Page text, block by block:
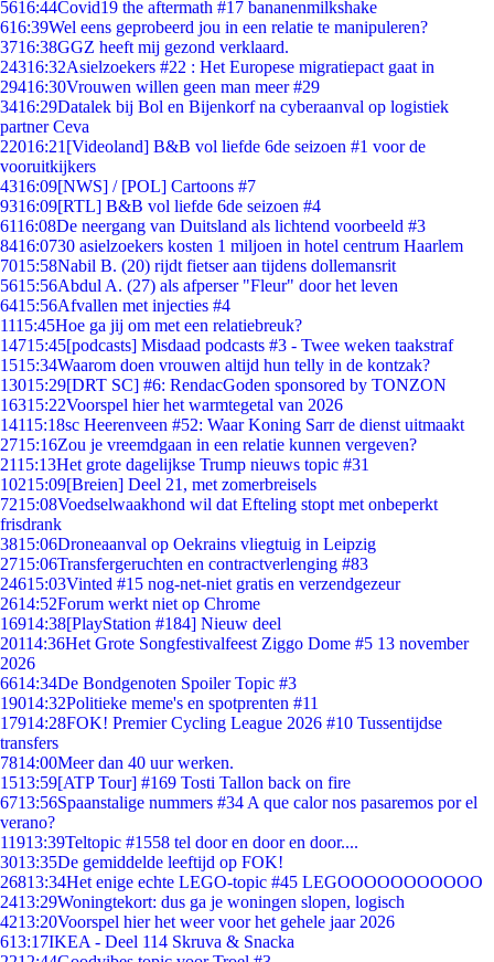
5616:44Covid19 the aftermath #17 bananenmilkshake
616:39Wel eens geprobeerd jou in een relatie te manipuleren?
3716:38GGZ heeft mij gezond verklaard.
24316:32Asielzoekers #22 : Het Europese migratiepact gaat in
29416:30Vrouwen willen geen man meer #29
3416:29Datalek bij Bol en Bijenkorf na cyberaanval op logistiek
partner Ceva
22016:21 [Videoland] B&B vol liefde 6de seizoen #1 voor de
vooruitkijkers
4316:09[NWS] / [POL] Cartoons #7
9316:09[RTL] B&B vol liefde 6de seizoen #4
6116:08De neergang van Duitsland als lichtend voorbeeld #3
8416:0730 asielzoekers kosten 1 miljoen in hotel centrum Haarlem
7015:58Nabil B. (20) rijdt fietser aan tijdens dollemansrit
5615:56Abdul A. (27) als afperser "Fleur" door het leven
6415:56Afvallen met injecties #4
1115:45Hoe ga jij om met een relatiebreuk?
14715:45[podcasts] Misdaad podcasts #3 - Twee weken taakstraf
1515:34Waarom doen vrouwen altijd hun telly in de kontzak?
13015:29[DRT SC] #6: RendacGoden sponsored by TONZON
16315:22Voorspel hier het warmtegetal van 2026
14115:18sc Heerenveen #52: Waar Koning Sarr de dienst uitmaakt
2715:16Zou je vreemdgaan in een relatie kunnen vergeven?
2115:13Het grote dagelijkse Trump nieuws topic #31
10215:09[Breien] Deel 21, met zomerbreisels
7215:08Voedselwaakhond wil dat Efteling stopt met onbeperkt
frisdrank
3815:06Droneaanval op Oekrains vliegtuig in Leipzig
2715:06Transfergeruchten en contractverlenging #83
24615:03Vinted #15 nog-net-niet gratis en verzendgezeur
2614:52Forum werkt niet op Chrome
16914:38[PlayStation #184] Nieuw deel
20114:36Het Grote Songfestivalfeest Ziggo Dome #5 13 november
2026
6614:34De Bondgenoten Spoiler Topic #3
19014:32Politieke meme's en spotprenten #11
17914:28FOK! Premier Cycling League 2026 #10 Tussentijdse
transfers
7814:00Meer dan 40 uur werken.
1513:59[ATP Tour] #169 Tosti Tallon back on fire
6713:56Spaanstalige nummers #34 A que calor nos pasaremos por el
verano?
11913:39Teltopic #1558 tel door en door en door....
3013:35De gemiddelde leeftijd op FOK!
26813:34Het enige echte LEGO-topic #45 LEGOOOOOOOOOOO
2413:29Woningtekort: dus ga je woningen slopen, logisch
4213:20Voorspel hier het weer voor het gehele jaar 2026
613:17IKEA - Deel 114 Skruva & Snacka